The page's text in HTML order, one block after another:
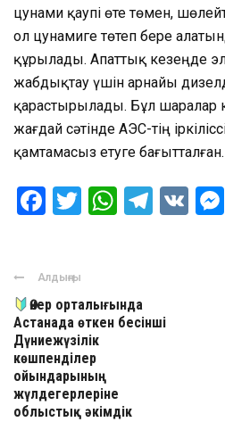
цунами қаупі өте төмен,
ол цунамиге төтеп бере
құрылады. Апаттық кезеңде
жабдықтау үшін арнайы
қарастырылады. Бұл шаралар
жағдай сәтінде АЭС-тің
қамтамасыз етуге бағытталған.
Facebook
Twitter VK
Алдыңғы
Өнер орталығында
Астанада өткен бесінші
Дүниежүзілік
көшпенділер
ойындарының
жүлдегерлеріне
облыстық әкімдік